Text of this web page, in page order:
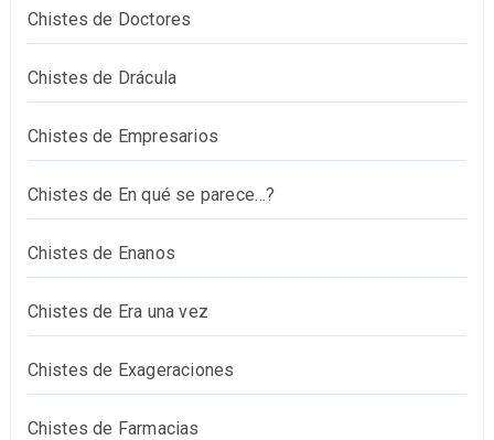
Chistes de Doctores
Chistes de Drácula
Chistes de Empresarios
Chistes de En qué se parece…?
Chistes de Enanos
Chistes de Era una vez
Chistes de Exageraciones
Chistes de Farmacias